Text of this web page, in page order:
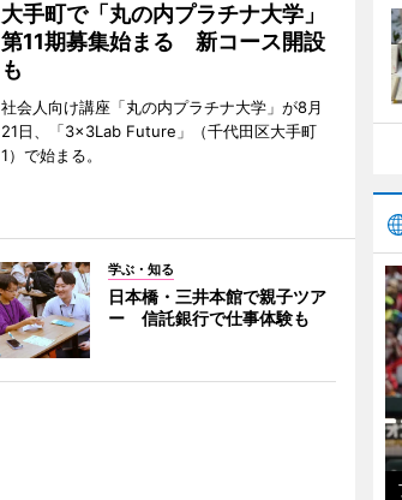
大手町で「丸の内プラチナ大学」
第11期募集始まる 新コース開設
も
社会人向け講座「丸の内プラチナ大学」が8月
21日、「3×3Lab Future」（千代田区大手町
1）で始まる。
学ぶ・知る
日本橋・三井本館で親子ツア
ー 信託銀行で仕事体験も